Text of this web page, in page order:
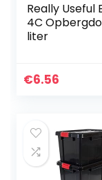
Really Useful
4C
liter
€6.56